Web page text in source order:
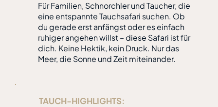
Für Familien, Schnorchler und Taucher, die
eine entspannte Tauchsafari suchen. Ob
du gerade erst anfängst oder es einfach
ruhiger angehen willst – diese Safari ist für
dich. Keine Hektik, kein Druck. Nur das
Meer, die Sonne und Zeit miteinander.
TAUCH-HIGHLIGHTS: